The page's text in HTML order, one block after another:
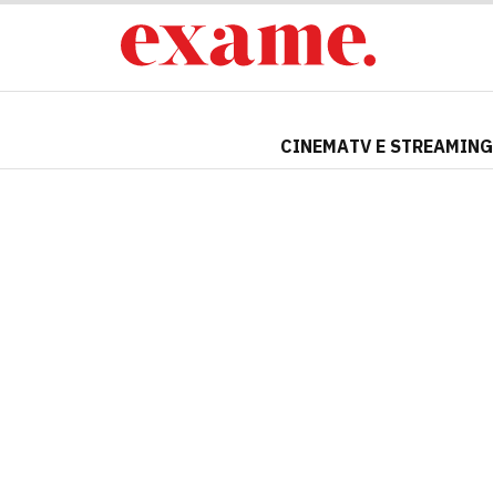
CINEMATV E STREAMING